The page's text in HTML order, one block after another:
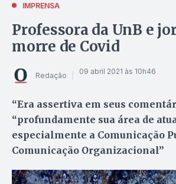
IMPRENSA
Professora da UnB e
morre de Covid
Redação 09 abril 2021 às 10h46
“Era assertiva em seus
“profundamente sua área de
especialmente a Comunicação
Comunicação Organizacional”